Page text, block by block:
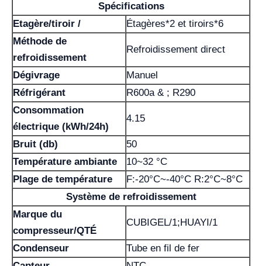
Spécifications
Etagère/tiroir /
Étagères*2 et tiroirs*6
Méthode de
refroidissement
Refroidissement direct
Dégivrage
Manuel
Réfrigérant
R600a & ; R290
Consommation
électrique (kWh/24h)
4.15
Bruit (db)
50
Température ambiante
10~32 °C
Plage de température
F:-20°C~-40°C R:2°C~8°C
Système de refroidissement
Marque du
compresseur/QTÉ
CUBIGEL/1;HUAYI/1
Condenseur
Tube en fil de fer